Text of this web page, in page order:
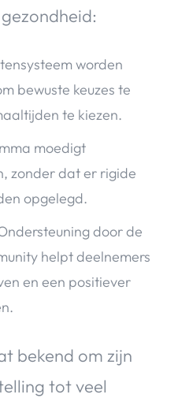
worden
bewuste keuzes te
te kiezen.
moedigt
zonder dat er rigide
opgelegd.
door de
helpt deelnemers
en een positiever
bekend om zijn
tot veel